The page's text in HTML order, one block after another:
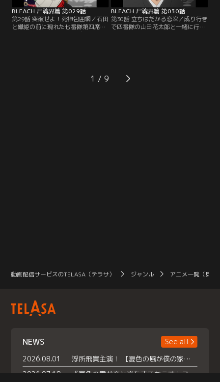
ンダイチャンネル】
BLEACH 尸魂界篇 第029話
第29話 突破せよ！死神包囲網／石田
と織姫の前に現れた七番隊第四席の
一貫坂慈郎坊。最強の飛び道具使い
の刃を石田のクインシーの矢が叩き
落す。逆に追い詰められた慈郎坊
BLEACH 尸魂界篇 第030話
第30話 立ちはだかる恋次／成り行き
で四番隊の山田花太郎と一緒に行動
案内するのか花太郎に問う一護。花
太郎は、ルキアの世話係として過ご
1
動画配信サービスのTELASA（テラサ） ジャンル アニメ一覧（見放
NEWS
See all
2026.08.01
浮所飛貴主演！ 【夏色の風が僕の家にやってきた】 本日よりテラサで独占配信スタート！
2026.07.18
『夏色の雲が恋と嵐をまきおこす』スペシャルメイキング 【Part1】2026年７月18日（土）23時30分～配信スタート！話題のシーンの裏側を大公開！豪華キャスト大集合！ 『武宮家 真夏の家族会議』開催！